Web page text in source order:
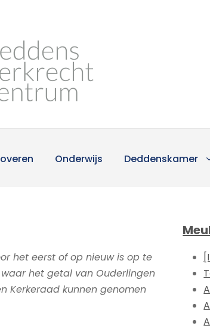
Onderwijs Deddenskamer
het eerst of op nieuw is op te
het getal van Ouderlingen
Kerkeraad kunnen genomen